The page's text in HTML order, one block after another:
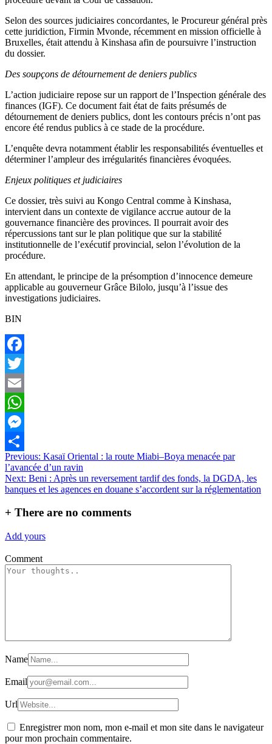
Selon des sources judiciaires concordantes, le Procureur général près
cette juridiction, Firmin Mvonde, récemment en mission officielle à
Bruxelles, était attendu à Kinshasa afin de poursuivre l’instruction
du dossier.
Des soupçons de détournement de deniers publics
L’action judiciaire repose sur un rapport de l’Inspection générale des
finances (IGF). Ce document fait état de faits présumés de
détournement de deniers publics, dont les contours précis n’ont pas
encore été rendus publics à ce stade de la procédure.
L’enquête devra notamment établir les responsabilités éventuelles et
déterminer l’ampleur des irrégularités financières évoquées.
Enjeux politiques et judiciaires
Ce dossier, très suivi au Kongo Central comme à Kinshasa,
intervient dans un contexte de vigilance accrue autour de la
gouvernance financière des provinces. Il pourrait avoir des
répercussions tant sur le plan politique que sur la stabilité
institutionnelle de l’exécutif provincial, selon l’évolution de la
procédure.
En attendant, le principe de la présomption d’innocence demeure
applicable au gouverneur Grâce Bilolo, jusqu’à l’issue des
investigations judiciaires.
BIN
Facebook
Twitter
Email
WhatsApp
Messenger
Partager
Navigation
de
l’article
Previous: Kasaï Oriental : la route Miabi–Boya menacée par
l’avancée d’un ravin
Next: Beni : Après un reversement tardif des fonds, la DGDA, les
banques et les agences en douane s’accordent sur la réglementation
+ There are no comments
Add yours
Comment
Name
Email
Url
Enregistrer mon nom, mon e-mail et mon site dans le navigateur
pour mon prochain commentaire.